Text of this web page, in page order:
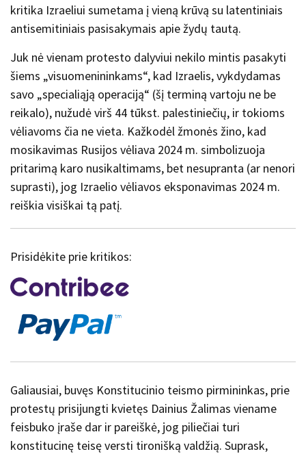
kritika Izraeliui sumetama į vieną krūvą su latentiniais
antisemitiniais pasisakymais apie žydų tautą.
Juk nė vienam protesto dalyviui nekilo mintis pasakyti
šiems „visuomenininkams“, kad Izraelis, vykdydamas
savo „specialiąją operaciją“ (šį terminą vartoju ne be
reikalo), nužudė virš 44 tūkst. palestiniečių, ir tokioms
vėliavoms čia ne vieta. Kažkodėl žmonės žino, kad
mosikavimas Rusijos vėliava 2024 m. simbolizuoja
pritarimą karo nusikaltimams, bet nesupranta (ar nenori
suprasti), jog Izraelio vėliavos eksponavimas 2024 m.
reiškia visiškai tą patį.
Prisidėkite prie kritikos:
Galiausiai, buvęs Konstitucinio teismo pirmininkas, prie
protestų prisijungti kvietęs Dainius Žalimas viename
feisbuko įraše dar ir pareiškė, jog piliečiai turi
konstitucinę teisę versti tironišką valdžią. Suprask,